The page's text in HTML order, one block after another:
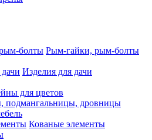
Рым-гайки, рым-болты
Изделия для дачи
для цветов
подмангальницы, дровницы
Кованые элементы